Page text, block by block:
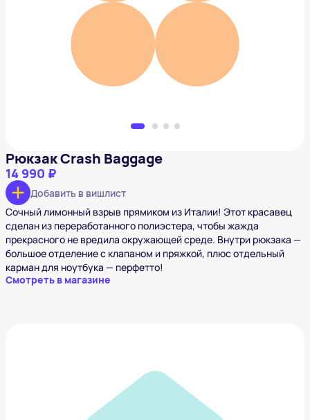
Рюкзак Crash Baggage
14 990 ₽
Добавить в вишлист
Рюкзак Crash Baggage
14 990 ₽
Добавить в вишлист
Сочный лимонный взрыв прямиком из Италии! Этот красавец
сделан из переработанного полиэстера, чтобы жажда
прекрасного не вредила окружающей среде. Внутри рюкзака —
большое отделение с клапаном и пряжкой, плюс отдельный
карман для ноутбука — перфетто!
Смотреть в магазине